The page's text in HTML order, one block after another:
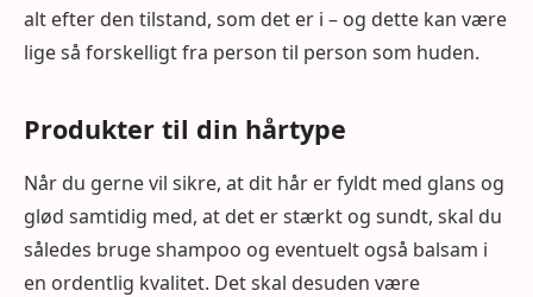
alt efter den tilstand, som det er i – og dette kan være
lige så forskelligt fra person til person som huden.
Produkter til din hårtype
Når du gerne vil sikre, at dit hår er fyldt med glans og
glød samtidig med, at det er stærkt og sundt, skal du
således bruge shampoo og eventuelt også balsam i
en ordentlig kvalitet. Det skal desuden være